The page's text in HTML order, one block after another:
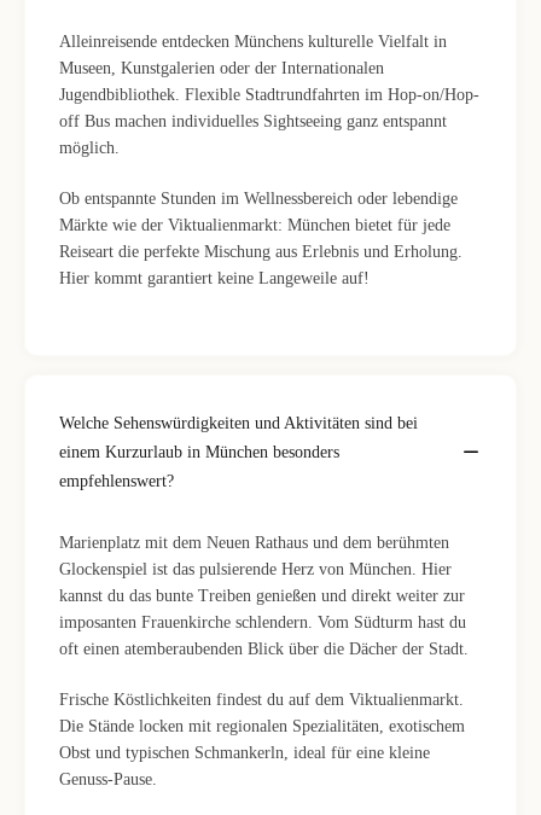
Alleinreisende entdecken Münchens kulturelle Vielfalt in
Museen, Kunstgalerien oder der Internationalen
Jugendbibliothek. Flexible Stadtrundfahrten im Hop-on/Hop-
off Bus machen individuelles Sightseeing ganz entspannt
möglich.
Ob entspannte Stunden im Wellnessbereich oder lebendige
Märkte wie der Viktualienmarkt: München bietet für jede
Reiseart die perfekte Mischung aus Erlebnis und Erholung.
Hier kommt garantiert keine Langeweile auf!
Welche Sehenswürdigkeiten und Aktivitäten sind bei
einem Kurzurlaub in München besonders
empfehlenswert?
Marienplatz mit dem Neuen Rathaus und dem berühmten
Glockenspiel ist das pulsierende Herz von München. Hier
kannst du das bunte Treiben genießen und direkt weiter zur
imposanten Frauenkirche schlendern. Vom Südturm hast du
oft einen atemberaubenden Blick über die Dächer der Stadt.
Frische Köstlichkeiten findest du auf dem Viktualienmarkt.
Die Stände locken mit regionalen Spezialitäten, exotischem
Obst und typischen Schmankerln, ideal für eine kleine
Genuss-Pause.